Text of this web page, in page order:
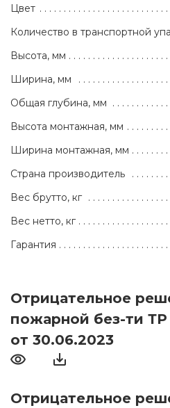
Цвет
Количество в транспортной
Высота, мм
Ширина, мм
Общая глубина, мм
Высота монтажная, мм
Ширина монтажная, мм
Страна производитель
Вес брутто, кг
Вес нетто, кг
Гарантия
Отрицательное
пожарной без-ти
от 30.06.2023
Отрицательное